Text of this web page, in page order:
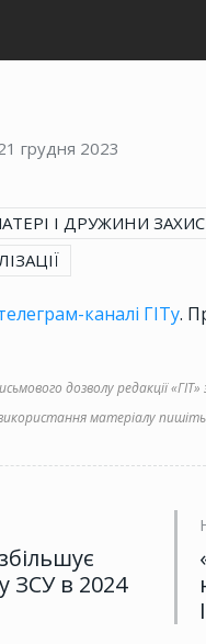
грудня 2023
І ДРУЖИНИ
каналі ГІТу.
дозволу редакції
матеріалу пишіть
ЗСУ в 2024